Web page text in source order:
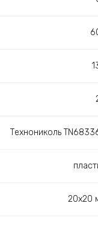
Технониколь
20х20